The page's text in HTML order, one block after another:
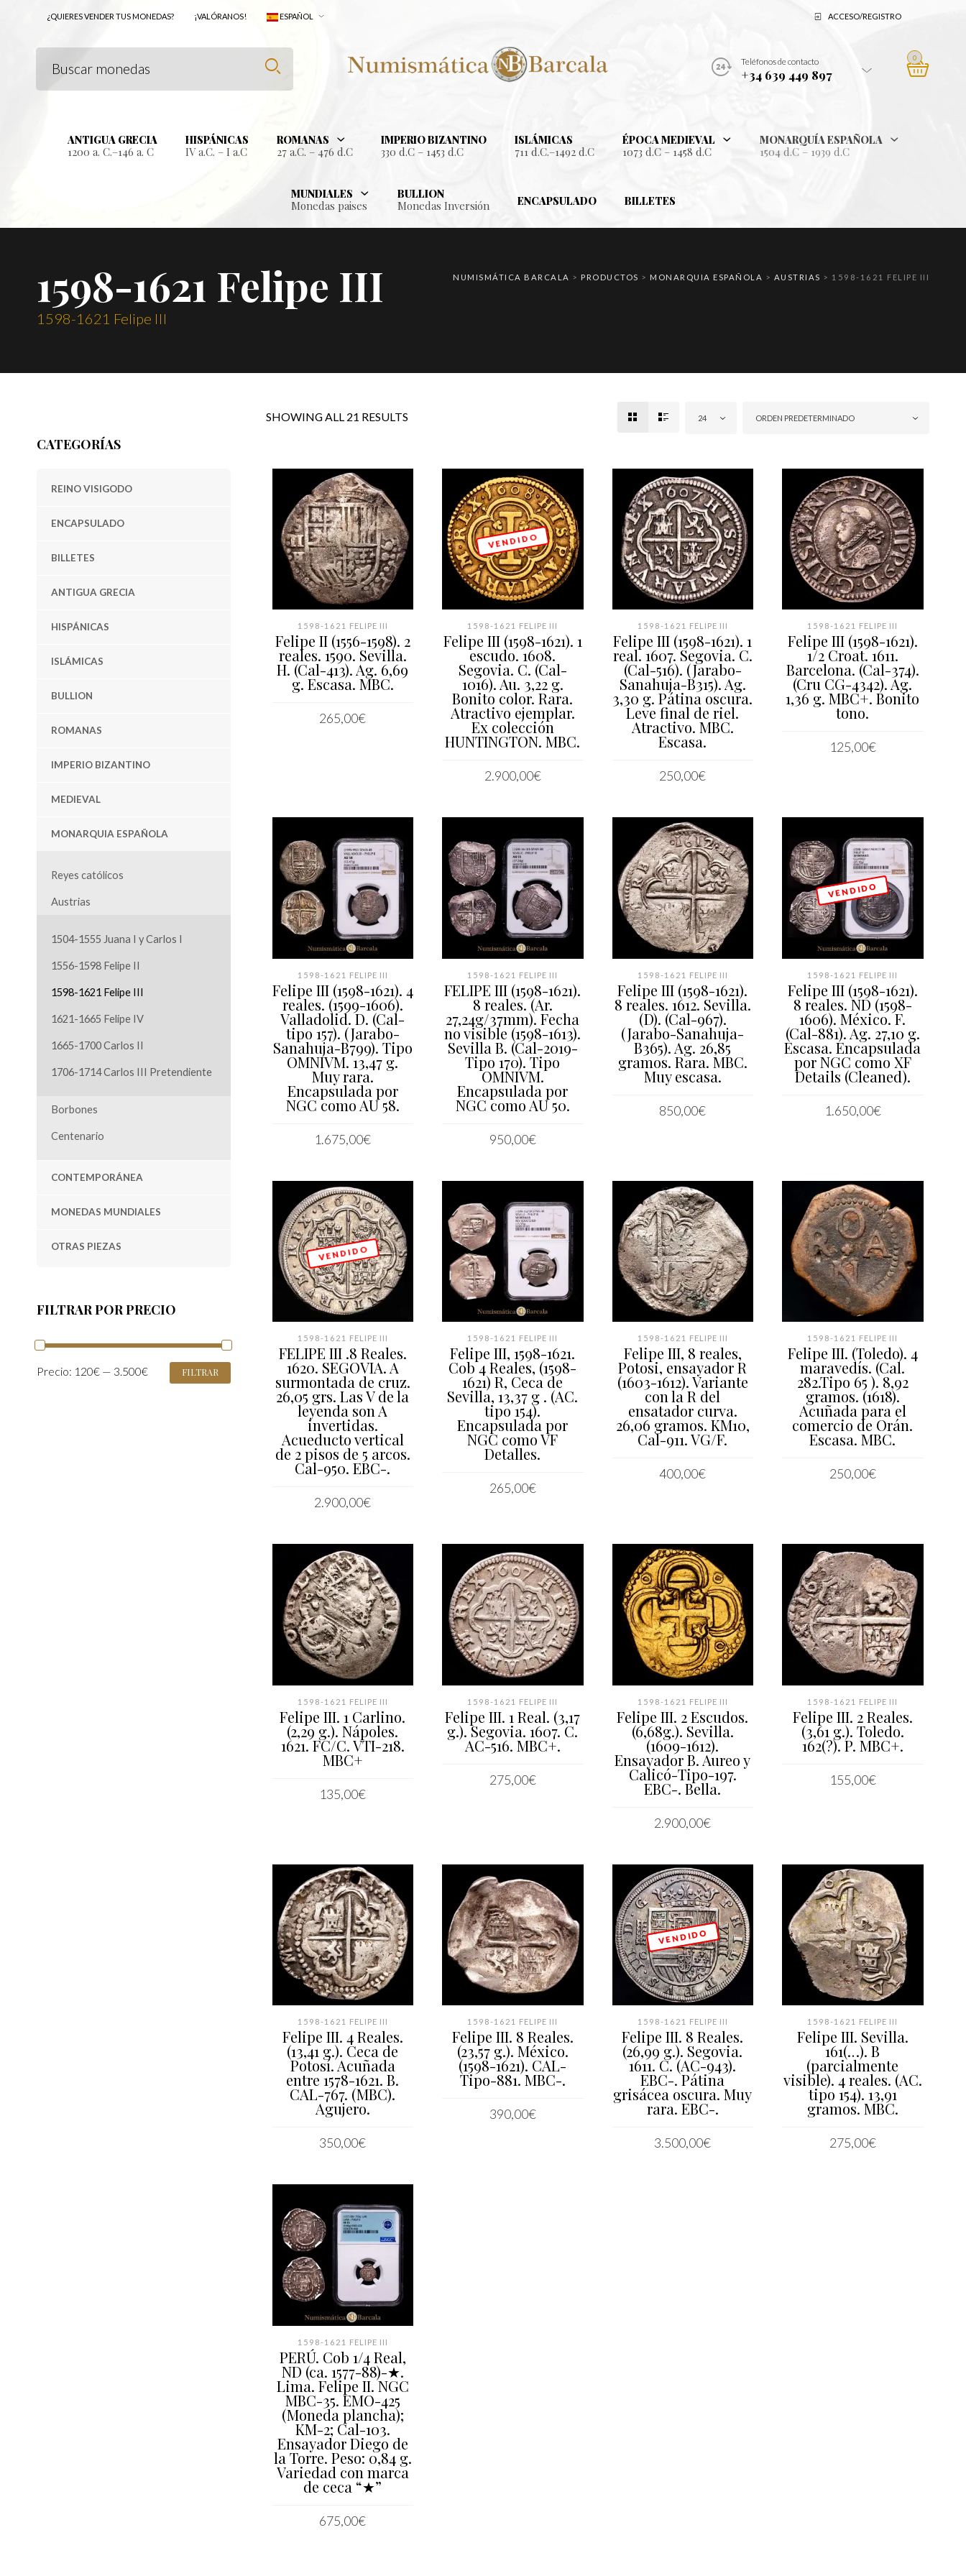
¿QUIERES VENDER TUS MONEDAS? ¡VALÓRANOS! ESPAÑOL ACCESO/REGISTRO
Teléfonos de contacto
+34 639 449 897
0
ANTIGUA GRECIA
1200 a. C.–146 a. C
HISPÁNICAS
IV a.C. – I a.C
ROMANAS
27 a.C. – 476 d.C
IMPERIO BIZANTINO
330 d.C – 1453 d.C
ISLÁMICAS
711 d.C.–1492 d.C
ÉPOCA MEDIEVAL
1073 d.C – 1458 d.C
MONARQUÍA ESPAÑOLA
1504 d.C – 1939 d.C
MUNDIALES
Monedas paises
BULLION
Monedas Inversión ENCAPSULADO BILLETES
NUMISMÁTICA BARCALA > PRODUCTOS > MONARQUIA ESPAÑOLA > AUSTRIAS > 1598-1621 FELIPE III
1598-1621 Felipe III
1598-1621 Felipe III
CATEGORÍAS
REINO VISIGODO
ENCAPSULADO
BILLETES
ANTIGUA GRECIA
HISPÁNICAS
ISLÁMICAS
BULLION
ROMANAS
IMPERIO BIZANTINO
MEDIEVAL
MONARQUIA ESPAÑOLA
Reyes católicos
Austrias
1504-1555 Juana I y Carlos I
1556-1598 Felipe II
1598-1621 Felipe III
1621-1665 Felipe IV
1665-1700 Carlos II
1706-1714 Carlos III Pretendiente
Borbones
Centenario
CONTEMPORÁNEA
MONEDAS MUNDIALES
OTRAS PIEZAS
FILTRAR POR PRECIO
PRECIO
PRECIO
FILTRAR
Precio: 120€— 3.500€
SHOWING ALL 21 RESULTS 24 ORDEN PREDETERMINADO
1598-1621 FELIPE III
Felipe II (1556-1598). 2
reales. 1590. Sevilla.
H. (Cal-413). Ag. 6,69
g. Escasa. MBC.
265,00€
V E N D I D O
1598-1621 FELIPE III
Felipe III (1598-1621). 1
escudo. 1608.
Segovia. C. (Cal-
1016). Au. 3,22 g.
Bonito color. Rara.
Atractivo ejemplar.
Ex colección
HUNTINGTON. MBC.
2.900,00€
1598-1621 FELIPE III
Felipe III (1598-1621). 1
real. 1607. Segovia. C.
(Cal-516). (Jarabo-
Sanahuja-B315). Ag.
3,30 g. Pátina oscura.
Leve final de riel.
Atractivo. MBC.
Escasa.
250,00€
1598-1621 FELIPE III
Felipe III (1598-1621).
1/2 Croat. 1611.
Barcelona. (Cal-374).
(Cru CG-4342). Ag.
1,36 g. MBC+. Bonito
tono.
125,00€
1598-1621 FELIPE III
Felipe III (1598-1621). 4
reales. (1599-1606).
Valladolid. D. (Cal-
tipo 157). (Jarabo-
Sanahuja-B799). Tipo
OMNIVM. 13,47 g.
Muy rara.
Encapsulada por
NGC como AU 58.
1.675,00€
1598-1621 FELIPE III
FELIPE III (1598-1621).
8 reales. (Ar.
27,24g/37mm). Fecha
no visible (1598-1613).
Sevilla B. (Cal-2019-
Tipo 170). Tipo
OMNIVM.
Encapsulada por
NGC como AU 50.
950,00€
1598-1621 FELIPE III
Felipe III (1598-1621).
8 reales. 1612. Sevilla.
(D). (Cal-967).
(Jarabo-Sanahuja-
B365). Ag. 26,85
gramos. Rara. MBC.
Muy escasa.
850,00€
V E N D I D O
1598-1621 FELIPE III
Felipe III (1598-1621).
8 reales. ND (1598-
1606). México. F.
(Cal-881). Ag. 27,10 g.
Escasa. Encapsulada
por NGC como XF
Details (Cleaned).
1.650,00€
V E N D I D O
1598-1621 FELIPE III
FELIPE III .8 Reales.
1620. SEGOVIA. A
surmontada de cruz.
26,05 grs. Las V de la
leyenda son A
invertidas.
Acueducto vertical
de 2 pisos de 5 arcos.
Cal-950. EBC-.
2.900,00€
1598-1621 FELIPE III
Felipe III, 1598-1621.
Cob 4 Reales, (1598-
1621) R, Ceca de
Sevilla, 13,37 g . (AC.
tipo 154).
Encapsulada por
NGC como VF
Detalles.
265,00€
1598-1621 FELIPE III
Felipe III, 8 reales,
Potosi, ensayador R
(1603-1612). Variante
con la R del
ensatador curva.
26,06 gramos. KM10,
Cal-911. VG/F.
400,00€
1598-1621 FELIPE III
Felipe III. (Toledo). 4
maravedís. (Cal.
282.Tipo 65 ). 8,92
gramos. (1618).
Acuñada para el
comercio de Orán.
Escasa. MBC.
250,00€
1598-1621 FELIPE III
Felipe III. 1 Carlino.
(2,29 g.). Nápoles.
1621. FC/C. VTI-218.
MBC+
135,00€
1598-1621 FELIPE III
Felipe III. 1 Real. (3,17
g.). Segovia. 1607. C.
AC-516. MBC+.
275,00€
1598-1621 FELIPE III
Felipe III. 2 Escudos.
(6,68g.). Sevilla.
(1609-1612).
Ensayador B. Aureo y
Calicó-Tipo-197.
EBC-. Bella.
2.900,00€
1598-1621 FELIPE III
Felipe III. 2 Reales.
(3,61 g.). Toledo.
162(?). P. MBC+.
155,00€
1598-1621 FELIPE III
Felipe III. 4 Reales.
(13,41 g.). Ceca de
Potosí. Acuñada
entre 1578-1621. B.
CAL-767. (MBC).
Agujero.
350,00€
1598-1621 FELIPE III
Felipe III. 8 Reales.
(23,57 g.). México.
(1598-1621). CAL-
Tipo-881. MBC-.
390,00€
V E N D I D O
1598-1621 FELIPE III
Felipe III. 8 Reales.
(26,99 g.). Segovia.
1611. C. (AC-943).
EBC-. Pátina
grisácea oscura. Muy
rara. EBC-.
3.500,00€
1598-1621 FELIPE III
Felipe III. Sevilla.
161(…). B
(parcialmente
visible). 4 reales. (AC.
tipo 154). 13,91
gramos. MBC.
275,00€
1598-1621 FELIPE III
PERÚ. Cob 1/4 Real,
ND (ca. 1577-88)-★.
Lima. Felipe II. NGC
MBC-35. EMO-425
(Moneda plancha);
KM-2; Cal-103.
Ensayador Diego de
la Torre. Peso: 0,84 g.
Variedad con marca
de ceca “★”
675,00€